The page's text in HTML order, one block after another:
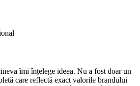
îmi înțelege ideea. Nu a fost doar un
care reflectă exact valorile brandului